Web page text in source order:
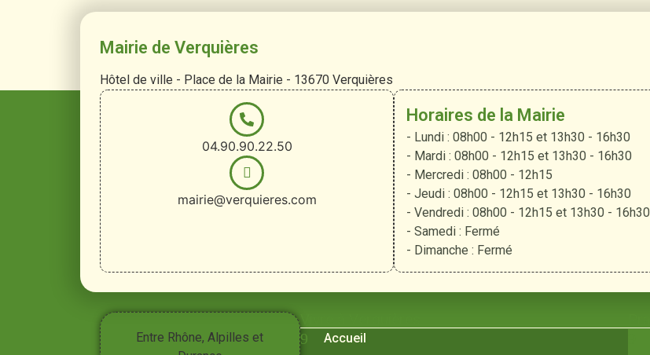
Mairie de Verquières
Hôtel de ville - Place de la Mairie - 13670 Verquières
04.90.90.22.50
mairie@verquieres.com
Horaires de la Mairie
- Lundi : 08h00 - 12h15 et 13h30 - 16h30
- Mardi : 08h00 - 12h15 et 13h30 - 16h30
- Mercredi : 08h00 - 12h15
- Jeudi : 08h00 - 12h15 et 13h30 - 16h30
- Vendredi : 08h00 - 12h15 et 13h30 - 16h30
- Samedi : Fermé
- Dimanche : Fermé
Entre Rhône, Alpilles et
Vivre à Verquières
Accueil